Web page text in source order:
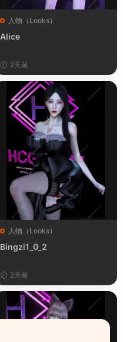
人物（Looks）
Alice
2天前
人物（Looks）
Bingzi1_0_2
2天前